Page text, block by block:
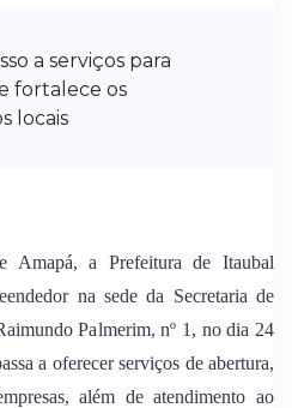
a serviços para
fortalece os
locais
Amapá, a Prefeitura de Itaubal
na sede da Secretaria de
Palmerim, nº 1, no dia 24
a oferecer serviços de abertura,
além de atendimento ao